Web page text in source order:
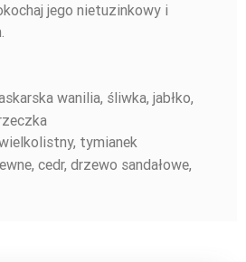
jego nietuzinkowy i
wanilia, śliwka, jabłko,
tymianek
cedr, drzewo sandałowe,